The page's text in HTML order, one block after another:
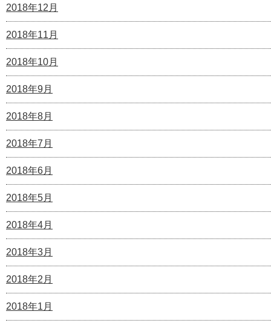
2018年12月
2018年11月
2018年10月
2018年9月
2018年8月
2018年7月
2018年6月
2018年5月
2018年4月
2018年3月
2018年2月
2018年1月